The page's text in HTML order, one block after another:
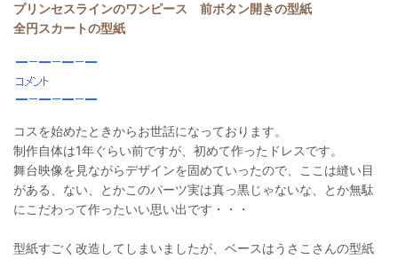
プリンセスラインのワンピース 前ボタン開きの型紙
全円スカートの型紙
コスを始めたときからお世話になっております。
制作自体は1年ぐらい前ですが、初めて作ったドレスです。
舞台映像を見ながらデザインを固めていったので、ここは縫い目
がある、ない、とかこのパーツ実は真っ黒じゃないな、とか無駄
にこだわって作ったいい思い出です・・・
型紙すごく改造してしまいましたが、ベースはうさこさんの型紙